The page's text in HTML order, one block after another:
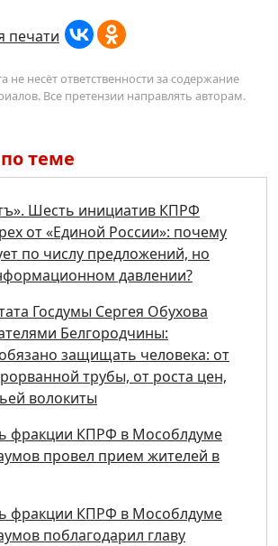
печати
не несёт ответственности за содержание
Все претензии направлять авторам.
теме
Шесть инициатив КПРФ
от «Единой России»: почему
по числу предложений, но
давлении?
Госдумы Сергея Обухова
Белгородчины:
защищать человека: от
трубы, от роста цен,
волокиты
фракции КПРФ в Мособлдуме
провел прием жителей в
фракции КПРФ в Мособлдуме
поблагодарил главу